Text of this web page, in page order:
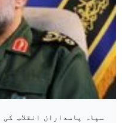
سپاہ پاسداران انقلاب